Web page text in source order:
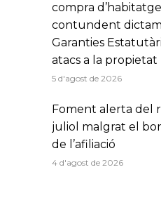
compra
contundent
Garanties
atacs a la propietat
5 d'agost de 2026
Foment alerta del
juliol malgrat el
de l’afiliació
4 d'agost de 2026